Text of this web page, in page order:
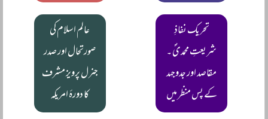
تحریک نفاذِ
شریعتِ محمدیؐ ۔
مقاصد اور جدوجہد
کے پس منظر میں
عالم اسلام کی
صورتحال اور صدر
جنرل پرویز مشرف
کا دورۂ امریکہ